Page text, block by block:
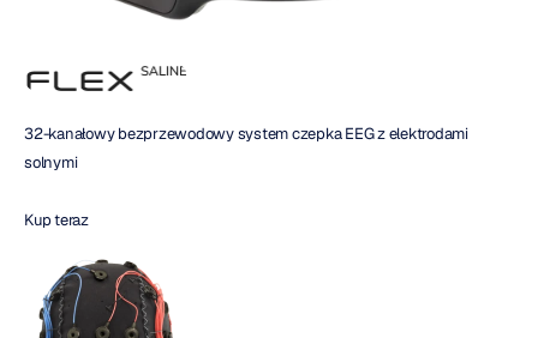
32-kanałowy bezprzewodowy system czepka EEG z elektrodami
solnymi
Kup teraz